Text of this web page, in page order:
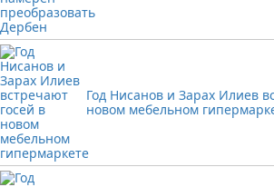
Год Нисанов и Зарах Илиев
новом мебельном